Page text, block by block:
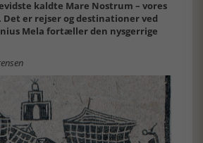
kaldte Mare Nostrum – vores
er rejser og destinationer ved
Mela fortæller den nysgerrige